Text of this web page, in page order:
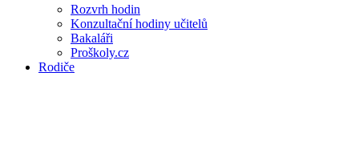
Rozvrh hodin
Konzultační hodiny učitelů
Bakaláři
Proškoly.cz
Rodiče